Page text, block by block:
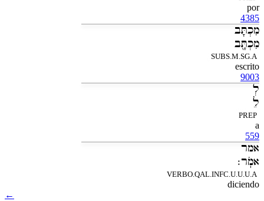
por
4385
מִכְתָּב
מִכְתָּ֖ב
SUBS.M.SG.A
escrito
9003
לְ
לֵ
PREP
a
559
אמר
אמֹֽר׃
VERBO.QAL.INFC.U.U.U.A
diciendo
←